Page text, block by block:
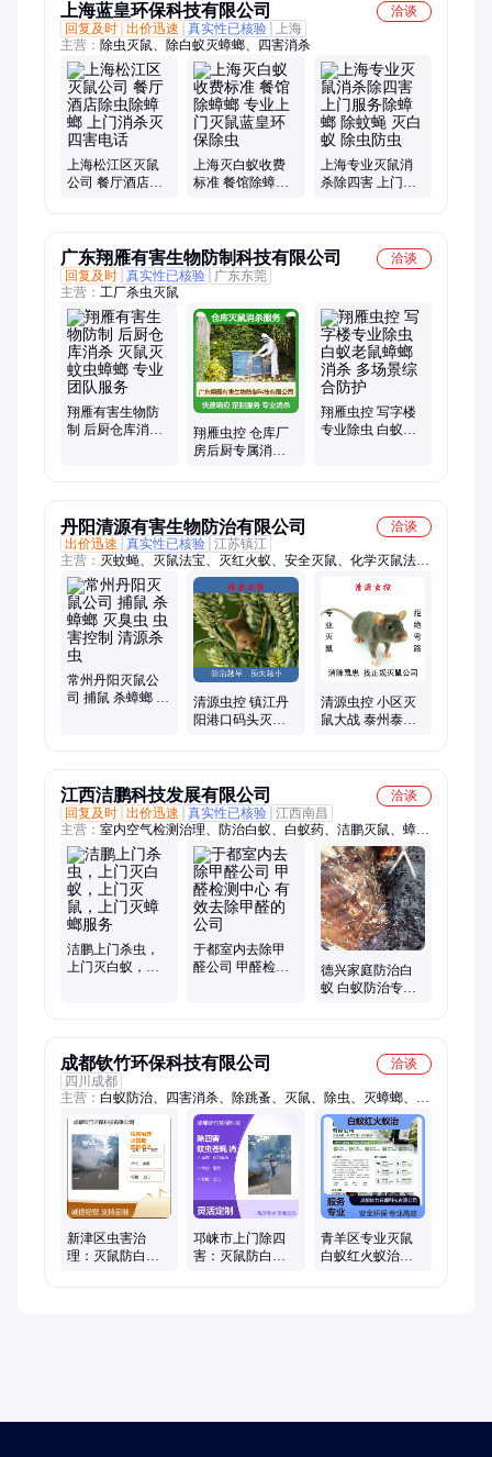
上海蓝皇环保科技有限公司
洽谈
回复及时 出价迅速 真实性已核验
上海
主营： 除虫灭鼠、除白蚁灭蟑螂、四害消杀
上海松江区灭鼠
公司 餐厅酒店除
上海灭白蚁收费
标准 餐馆除蟑螂
上海专业灭鼠消
杀除四害 上门服
广东翔雁有害生物防制科技有限公司
洽谈
回复及时 真实性已核验
广东东莞
主营： 工厂杀虫灭鼠
翔雁有害生物防
制 后厨仓库消杀
翔雁虫控 仓库厂
房后厨专属消杀
翔雁虫控 写字楼
专业除虫 白蚁老
丹阳清源有害生物防治有限公司
洽谈
出价迅速
真实性已核验 江苏镇江
主营： 灭蚊蝇、灭鼠法宝、灭红火蚁、安全灭鼠、化学灭鼠法、
物理灭鼠法、生物灭鼠法、杀虫服务、隐翅虫防、白蚁预防
常州丹阳灭鼠公
司 捕鼠 杀蟑螂 灭
清源虫控 镇江丹
阳港口码头灭鼠
清源虫控 小区灭
鼠大战 泰州泰兴
江西洁鹏科技发展有限公司
洽谈
回复及时 出价迅速 真实性已核验 江西南昌
主营： 室内空气检测治理、防治白蚁、白蚁药、洁鹏灭鼠、蟑螂
药、除虫灭鼠、除虫服务、杀虫灭鼠、仓库灭鼠、家庭灭鼠、消
杀服务、消杀老鼠、消毒服务、家庭白蚁、除老鼠、上门白蚁、
洁鹏消杀、联苯菊酯、桶马蜂窝、小飞虫、老鼠防治、洁鹏防
治、除苍蝇、除四害、害虫防治
洁鹏上门杀虫，
上门灭白蚁，上
于都室内去除甲
醛公司 甲醛检测
德兴家庭防治白
蚁 白蚁防治专业
成都钦竹环保科技有限公司
洽谈
四川成都
主营： 白蚁防治、四害消杀、除跳蚤、灭鼠、除虫、灭蟑螂、灭
苍蝇、红火蚁治理
新津区虫害治
理：灭鼠防白
邛崃市上门除四
害：灭鼠防白
青羊区专业灭鼠
白蚁红火蚁治理